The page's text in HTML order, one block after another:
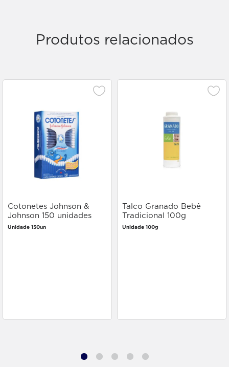
Produtos relacionados
Cotonetes Johnson &
Johnson 150 unidades
Unidade 150un
Talco Granado Bebê
Tradicional 100g
Unidade 100g